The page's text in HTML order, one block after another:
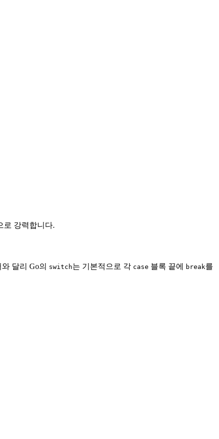
로 강력합니다.
달리 Go의 switch는 기본적으로 각 case 블록 끝에 break를